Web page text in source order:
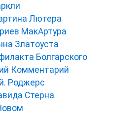
Лютера
МакАртура
Златоуста
Болгарского
Комментарий
Роджерс
Стерна